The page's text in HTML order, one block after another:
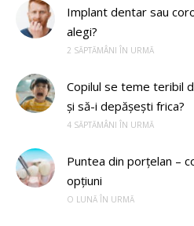
Implant dentar sau
alegi?
2 SĂPTĂMÂNI ÎN URMĂ
Copilul se teme teribil
și să-i depășești frica?
4 SĂPTĂMÂNI ÎN URMĂ
Puntea din porțelan –
opțiuni
O LUNĂ ÎN URMĂ